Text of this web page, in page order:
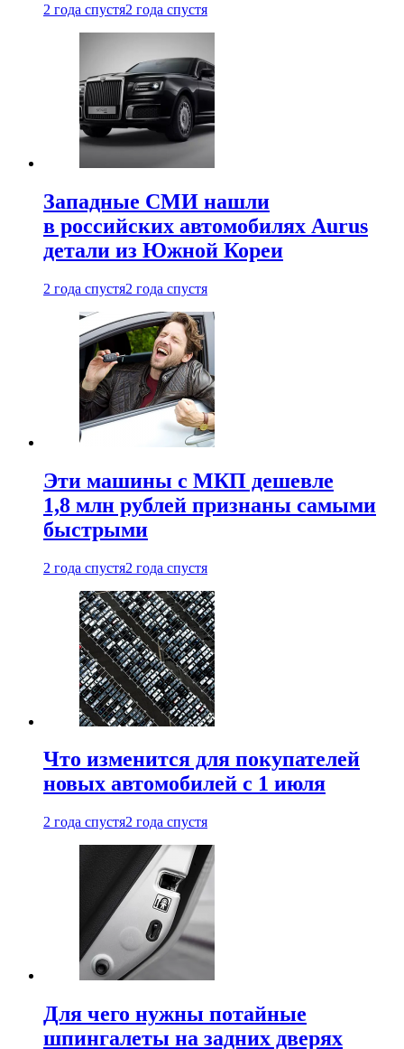
2 года спустя2 года спустя
Западные СМИ нашли
в российских автомобилях Aurus
детали из Южной Кореи
2 года спустя2 года спустя
Эти машины с МКП дешевле
1,8 млн рублей признаны самыми
быстрыми
2 года спустя2 года спустя
Что изменится для покупателей
новых автомобилей с 1 июля
2 года спустя2 года спустя
Для чего нужны потайные
шпингалеты на задних дверях